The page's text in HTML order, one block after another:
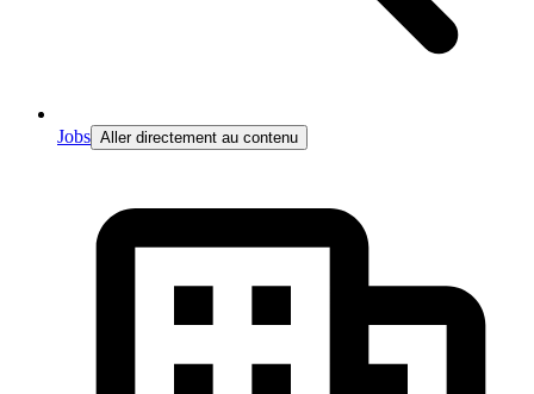
Jobs Aller directement au contenu